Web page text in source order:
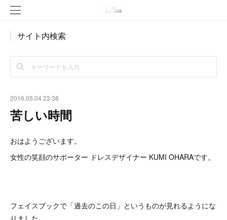
サイト内検索
2016.05.04 23:38
苦しい時間
おはようございます。
女性の笑顔のサポーター ドレスデザイナー KUMI OHARAです。
フェイスブックで「過去のこの日」というものが見れるようにな
りました。